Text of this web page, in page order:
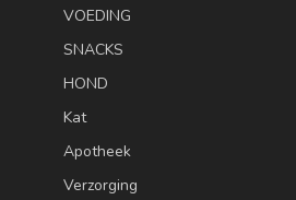
VOEDING
SNACKS
HOND
Kat
Apotheek
Verzorging